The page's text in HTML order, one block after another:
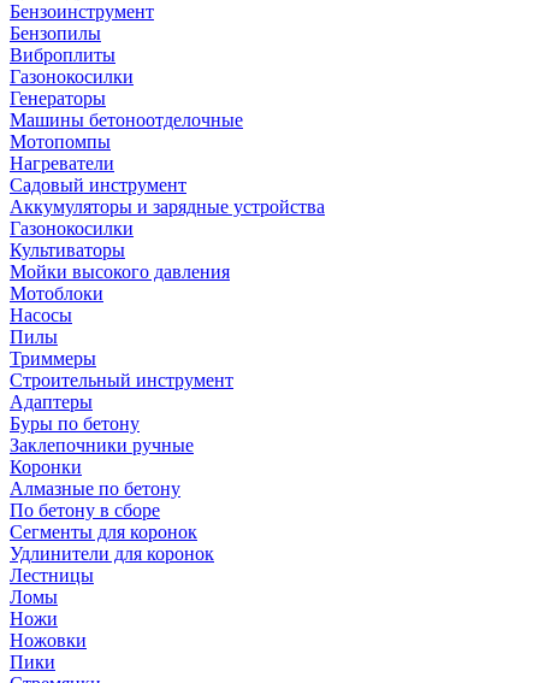
Бензоинструмент
Бензопилы
Виброплиты
Газонокосилки
Генераторы
Машины бетоноотделочные
Мотопомпы
Нагреватели
Садовый инструмент
Аккумуляторы и зарядные устройства
Газонокосилки
Культиваторы
Мойки высокого давления
Мотоблоки
Насосы
Пилы
Триммеры
Строительный инструмент
Адаптеры
Буры по бетону
Заклепочники ручные
Коронки
Алмазные по бетону
По бетону в сборе
Сегменты для коронок
Удлинители для коронок
Лестницы
Ломы
Ножи
Ножовки
Пики